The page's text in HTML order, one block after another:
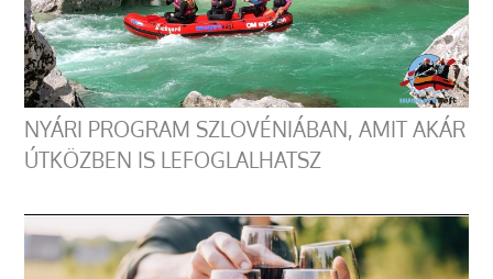
NYÁRI PROGRAM SZLOVÉNIÁBAN, AMIT AKÁR
ÚTKÖZBEN IS LEFOGLALHATSZ